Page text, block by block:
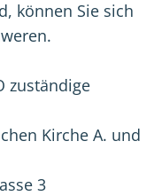
können Sie sich
zuständige
Kirche A. und
3